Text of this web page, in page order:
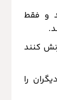
و فقط
کنند
را